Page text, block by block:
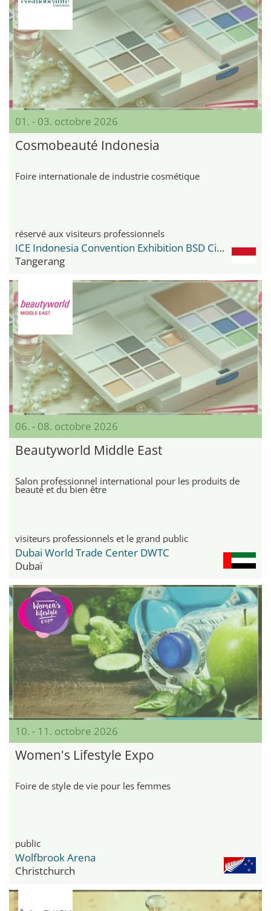
01. - 03. octobre 2026
Cosmobeauté Indonesia
Foire internationale de industrie cosmétique
réservé aux visiteurs professionnels
ICE Indonesia Convention Exhibition BSD City
Tangerang
06. - 08. octobre 2026
Beautyworld Middle East
Salon professionnel international pour les produits de
beauté et du bien être
visiteurs professionnels et le grand public
Dubai World Trade Center DWTC
Dubaï
10. - 11. octobre 2026
Women's Lifestyle Expo
Foire de style de vie pour les femmes
public
Wolfbrook Arena
Christchurch